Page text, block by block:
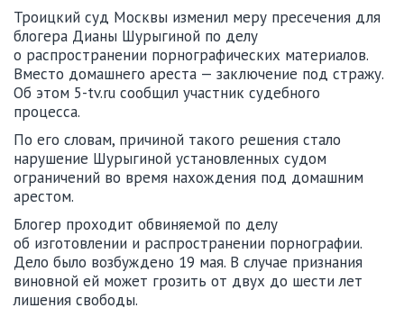
Троицкий суд Москвы изменил меру пресечения для
блогера Дианы Шурыгиной по делу
о распространении порнографических материалов.
Вместо домашнего ареста — заключение под стражу.
Об этом 5-tv.ru сообщил участник судебного
процесса.
По его словам, причиной такого решения стало
нарушение Шурыгиной установленных судом
ограничений во время нахождения под домашним
арестом.
Блогер проходит обвиняемой по делу
об изготовлении и распространении порнографии.
Дело было возбуждено 19 мая. В случае признания
виновной ей может грозить от двух до шести лет
лишения свободы.